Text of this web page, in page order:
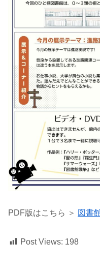
PDF版はこちら ＞ 図書
Post Views: 198